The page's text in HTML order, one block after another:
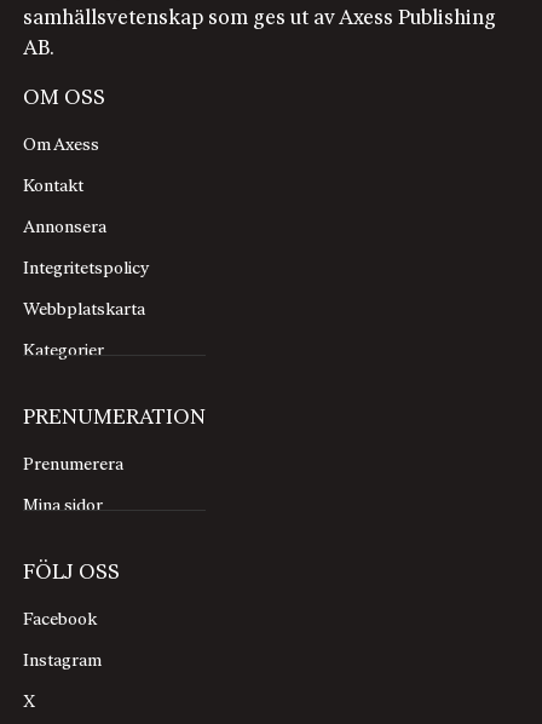
samhällsvetenskap som ges ut av Axess Publishing
AB.
OM OSS
Om Axess
Kontakt
Annonsera
Integritetspolicy
Webbplatskarta
Kategorier
PRENUMERATION
Prenumerera
Mina sidor
FÖLJ OSS
Facebook
Instagram
X